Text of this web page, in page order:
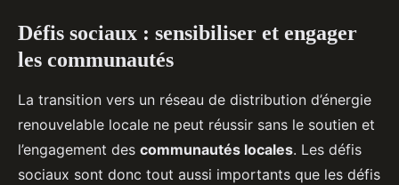
Défis sociaux : sensibiliser et engager
les communautés
La transition vers un réseau de distribution d’énergie
renouvelable locale ne peut réussir sans le soutien et
l’engagement des communautés locales. Les défis
sociaux sont donc tout aussi importants que les défis